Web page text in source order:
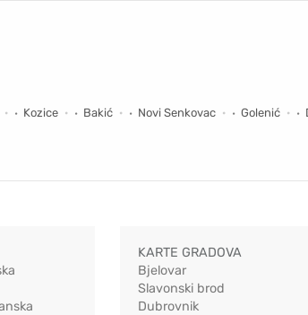
Kozice Bakić Novi Senkovac Golenić
KARTE GRADOVA
Bjelovar
Slavonski brod
Dubrovnik